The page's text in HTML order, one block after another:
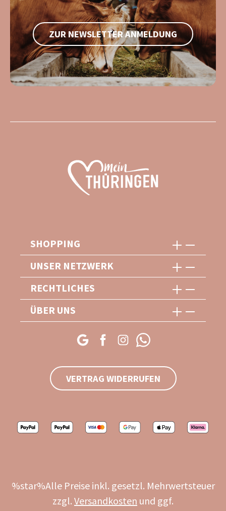
ZUR NEWSLETTER ANMELDUNG
SHOPPING
UNSER NETZWERK
RECHTLICHES
ÜBER UNS
VERTRAG WIDERRUFEN
%star%Alle Preise inkl. gesetzl. Mehrwertsteuer
zzgl. Versandkosten und ggf.